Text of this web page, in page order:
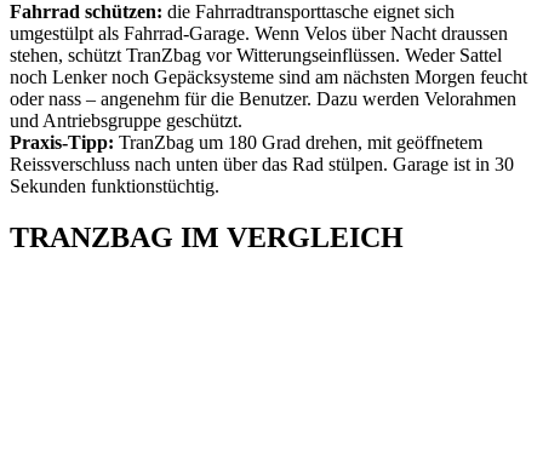
Fahrrad schützen: die Fahrradtransporttasche eignet sich
umgestülpt als Fahrrad-Garage. Wenn Velos über Nacht draussen
stehen, schützt TranZbag vor Witterungseinflüssen. Weder Sattel
noch Lenker noch Gepäcksysteme sind am nächsten Morgen feucht
oder nass – angenehm für die Benutzer. Dazu werden Velorahmen
und Antriebsgruppe geschützt.
Praxis-Tipp: TranZbag um 180 Grad drehen, mit geöffnetem
Reissverschluss nach unten über das Rad stülpen. Garage ist in 30
Sekunden funktionstüchtig.
TRANZBAG IM VERGLEICH